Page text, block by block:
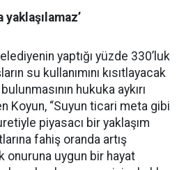
yaklaşılamaz’
yaptığı yüzde 330’luk
su kullanımını kısıtlayacak
hukuka aykırı
Koyun, “Suyun ticari meta gibi
piyasacı bir yaklaşım
fahiş oranda artış
onuruna uygun bir hayat